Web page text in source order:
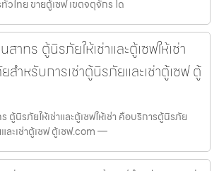
วไทย ขายตู้เซฟ เขตจตุจักร โด
าทร ตู้นิรภัยให้เช่าและตู้เซฟให้เช่า
ำหรับการเช่าตู้นิรภัยและเช่าตู้เซฟ ตู้
ตู้นิรภัยให้เช่าและตู้เซฟให้เช่า คือบริการตู้นิรภัย
ละเช่าตู้เซฟ ตู้เซฟ.com —